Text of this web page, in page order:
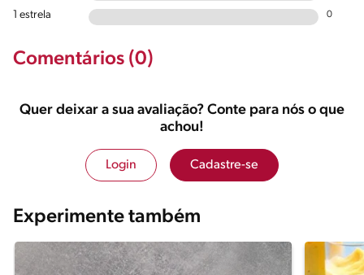
1 estrela 0
Comentários (0)
Quer deixar a sua avaliação? Conte para nós o que
achou!
Login Cadastre-se
Experimente também